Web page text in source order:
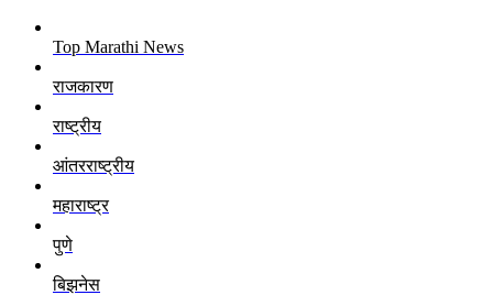
Top Marathi News
राजकारण
राष्ट्रीय
आंतरराष्ट्रीय
महाराष्ट्र
पुणे
बिझनेस